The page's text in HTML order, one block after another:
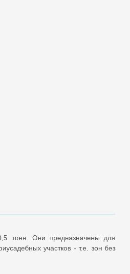
тонн. Они предназначены для
участков - т.е. зон без